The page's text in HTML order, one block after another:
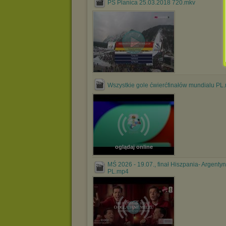
PŚ Planica 25.03.2018 720.mkv
Wszystkie gole ćwierćfinałów mundialu
oglądaj online
MŚ 2026 - 19.07., finał Hiszpania-
PL.mp4